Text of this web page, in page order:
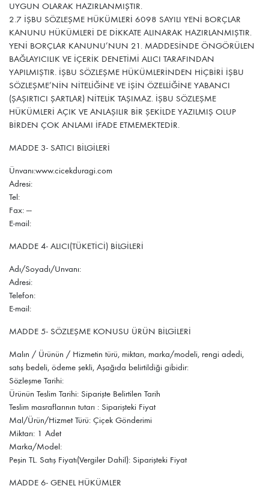
UYGUN OLARAK HAZIRLANMIŞTIR.
2.7 İŞBU SÖZLEŞME HÜKÜMLERİ 6098 SAYILI YENİ BORÇLAR
KANUNU HÜKÜMLERİ DE DİKKATE ALINARAK HAZIRLANMIŞTIR.
YENİ BORÇLAR KANUNU’NUN 21. MADDESİNDE ÖNGÖRÜLEN
BAĞLAYICILIK VE İÇERİK DENETİMİ ALICI TARAFINDAN
YAPILMIŞTIR. İŞBU SÖZLEŞME HÜKÜMLERİNDEN HİÇBİRİ İŞBU
SÖZLEŞME’NİN NİTELİĞİNE VE İŞİN ÖZELLİĞİNE YABANCI
(ŞAŞIRTICI ŞARTLAR) NİTELİK TAŞIMAZ. İŞBU SÖZLEŞME
HÜKÜMLERİ AÇIK VE ANLAŞILIR BİR ŞEKİLDE YAZILMIŞ OLUP
BİRDEN ÇOK ANLAMI İFADE ETMEMEKTEDİR.
MADDE 3- SATICI BİLGİLERİ
Ünvanı:www.cicekduragi.com
Adresi:
Tel:
Fax: ---
E-mail:
MADDE 4- ALICI(TÜKETİCİ) BİLGİLERİ
Adı/Soyadı/Unvanı:
Adresi:
Telefon:
E-mail:
MADDE 5- SÖZLEŞME KONUSU ÜRÜN BİLGİLERİ
Malın / Ürünün / Hizmetin türü, miktarı, marka/modeli, rengi adedi,
satış bedeli, ödeme şekli, Aşağıda belirtildiği gibidir:
Sözleşme Tarihi:
Ürünün Teslim Tarihi: Siparişte Belirtilen Tarih
Teslim masraflarının tutarı : Siparişteki Fiyat
Mal/Ürün/Hizmet Türü: Çiçek Gönderimi
Miktarı: 1 Adet
Marka/Model:
Peşin TL. Satış Fiyatı(Vergiler Dahil): Siparişteki Fiyat
MADDE 6- GENEL HÜKÜMLER